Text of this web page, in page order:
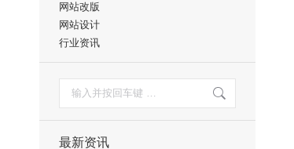
网站改版
网站设计
行业资讯
索：
最新资讯